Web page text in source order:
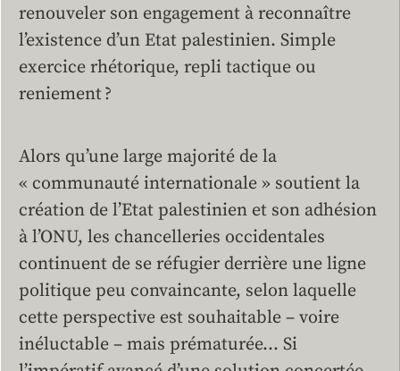
renouveler son engagement à reconnaître
l’existence d’un Etat palestinien. Simple
exercice rhétorique, repli tactique ou
reniement ?
Alors qu’une large majorité de la
« communauté internationale » soutient la
création de l’Etat palestinien et son adhésion
à l’ONU, les chancelleries occidentales
continuent de se réfugier derrière une ligne
politique peu convaincante, selon laquelle
cette perspective est souhaitable – voire
inéluctable – mais prématurée… Si